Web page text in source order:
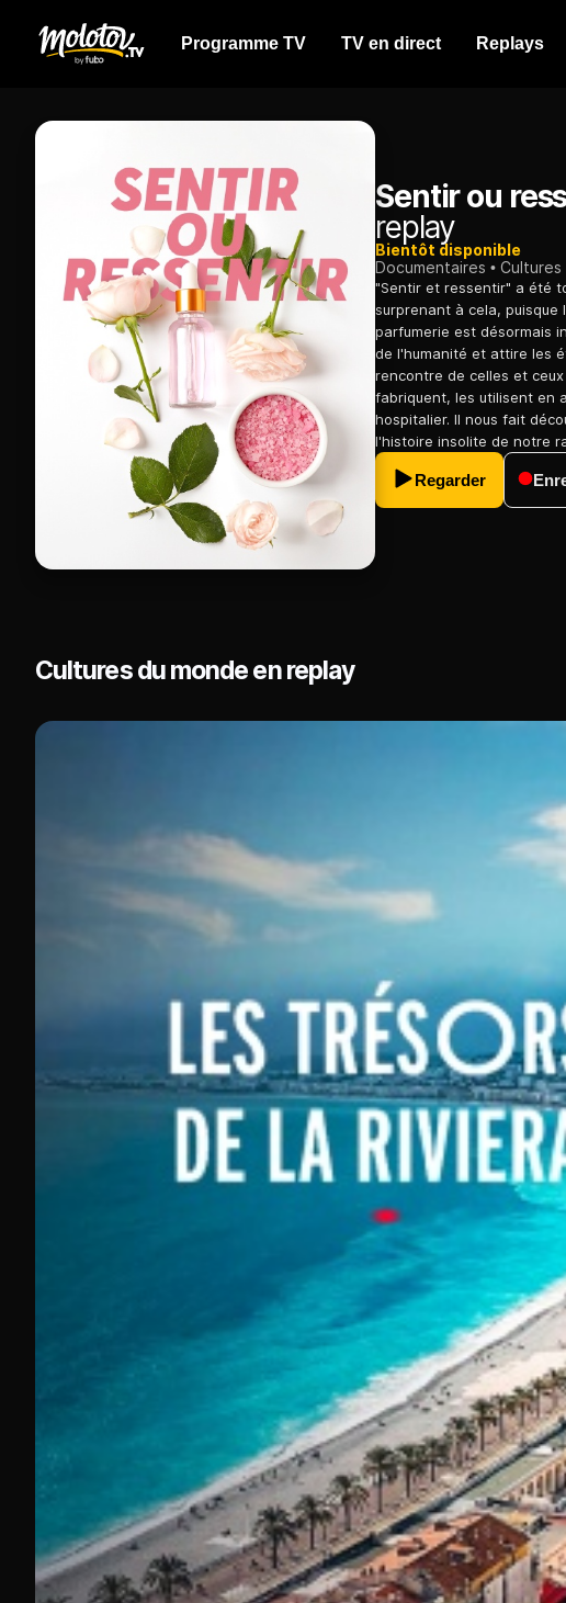
Programme TV TV en direct Replays
Sentir ou
replay
Bientôt disponible
Documentaires
Cultures
"Sentir et ressentir" a été
surprenant à cela,
parfumerie est désormais
de l'humanité et attire les
rencontre de celles et
fabriquent, les utilisent en
hospitalier. Il nous fait
l'histoire insolite de notre
Regarder
Cultures du monde en replay